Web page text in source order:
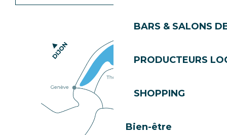
BARS & SALONS
PRODUCTEURS
SHOPPING
Bien-être